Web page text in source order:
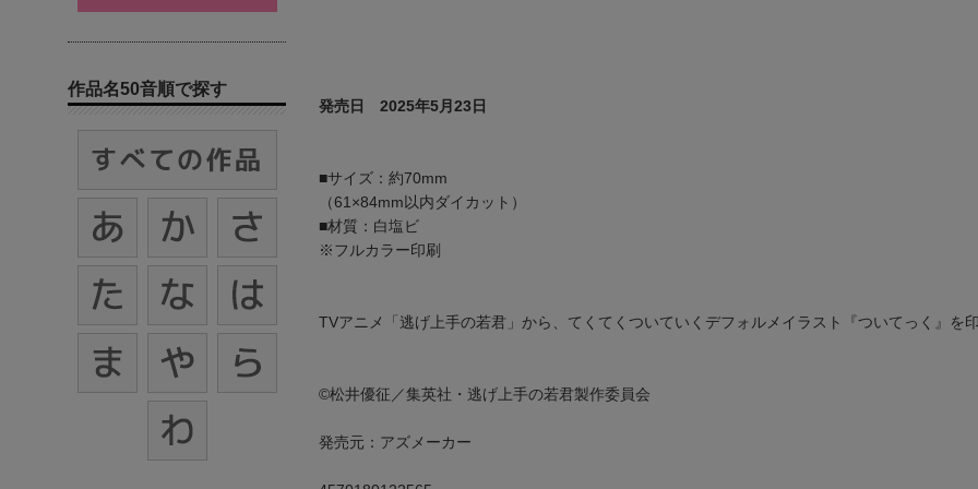
発売日 2025年5月23日
■サイズ：約70mm
（61×84mm以内ダイカット）
■材質：白塩ビ
※フルカラー印刷
TVアニメ「逃げ上手の若君」から、てくてくついていくデフォルメイラスト『ついてっく』を
©松井優征／集英社・逃げ上手の若君製作委員会
発売元：アズメーカー
作品名50音順で探す